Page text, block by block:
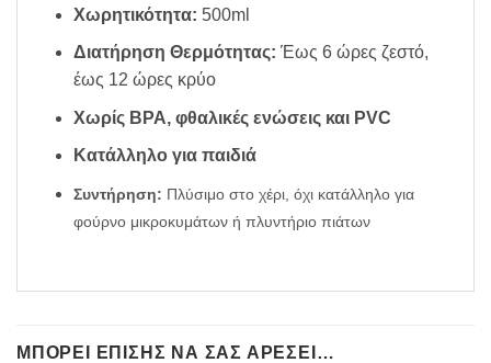
Χωρητικότητα: 500ml
Διατήρηση Θερμότητας: Έως 6 ώρες ζεστό,
έως 12 ώρες κρύο
Χωρίς BPA, φθαλικές ενώσεις και PVC
Κατάλληλο για παιδιά
Συντήρηση: Πλύσιμο στο χέρι, όχι κατάλληλο για
φούρνο μικροκυμάτων ή πλυντήριο πιάτων
ΜΠΟΡΕΊ ΕΠΊΣΗΣ ΝΑ ΣΑΣ ΑΡΈΣΕΙ…